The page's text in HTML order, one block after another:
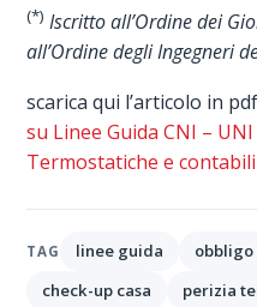
(*) Iscritto all’Ordine dei
all’Ordine degli Ingegneri
scarica qui l’articolo in
su Linee Guida CNI –
Termostatiche e
TAG linee guida
check-up casa
perizia